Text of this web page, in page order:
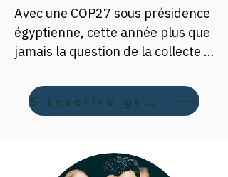
Avec une COP27 sous présidence
égyptienne, cette année plus que
jamais la question de la collecte
développement est au centre des
débats climatiques. En
financement international
S'inscrire gratuitement ici